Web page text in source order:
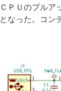
ＣＰＵのプルア
となった。コン